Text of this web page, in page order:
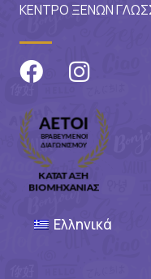
ΚΕΝΤΡΟ ΞΕΝΩΝ
Ελληνικά